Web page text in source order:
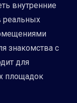
внутренние
реальных
знакомства с
для
площадок